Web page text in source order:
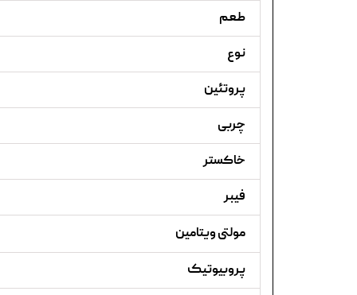
طعم
نوع
پروتئین
چربی
خاکستر
فیبر
مولتی ویتامین
پروبیوتیک